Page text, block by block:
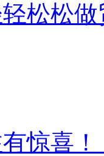
松松
惊喜！